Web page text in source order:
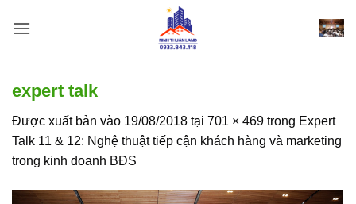
qua
expert talk
Được xuất bản vào 19/08/2018 tại 701 × 469 trong Expert
Talk 11 & 12: Nghệ thuật tiếp cận khách hàng và marketing
trong kinh doanh BĐS